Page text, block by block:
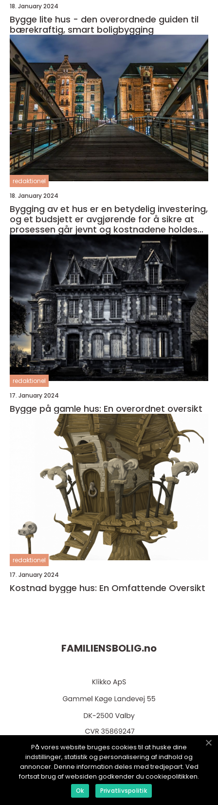
18. January 2024
Bygge lite hus - den overordnede guiden til
bærekraftig, smart boligbygging
redaktionel
18. January 2024
Bygging av et hus er en betydelig investering,
og et budsjett er avgjørende for å sikre at
prosessen går jevnt og kostnadene holdes
under kontroll
redaktionel
17. January 2024
Bygge på gamle hus: En overordnet oversikt
redaktionel
17. January 2024
Kostnad bygge hus: En Omfattende Oversikt
FAMILIENSBOLIG.no
web:www.klikko.dk
Menu
På vores website bruges cookies til at huske dine
indstillinger, statistik og personalisering af indhold og
annoncer. Denne information deles med tredjepart. Ved
fortsat brug af websiden godkender du cookiepolitikken.
Ok Privatlivspolitik